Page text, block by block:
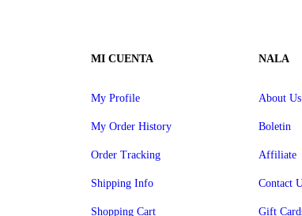
MI CUENTA
My Profile
My Order History
Order Tracking
Shipping Info
Shopping Cart
NALA
About Us
Boletin
Affiliate
Contact
Gift